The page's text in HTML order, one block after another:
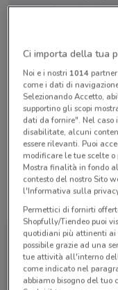
provvedimenti
Chiama il
Lunedì n.d.
Martedì n.d.
Mercoledì n.d.
Giovedì n.d.
Venerdì n.d.
Sabato n.d.
Domenica n.d.
063046822
SANTA MARIA
Ci importa della tua
Noi e i nostri 1014
come i dati di
Selezionando Accetto,
supportino gli scopi
dati da fornire". Nel caso
disabilitate, alcuni
essere rilevanti. Puoi
modificare le tue scelte
Mostra finalità in fondo
contesto del nostro Sito
l'Informativa sulla
Permettici di fornirti
Shopfully/Tiendeo puoi
quotidiani più attinenti ai
possibile grazie ad una
tue attività all'interno
come indicato nel
abbiamo bisogno del tuo